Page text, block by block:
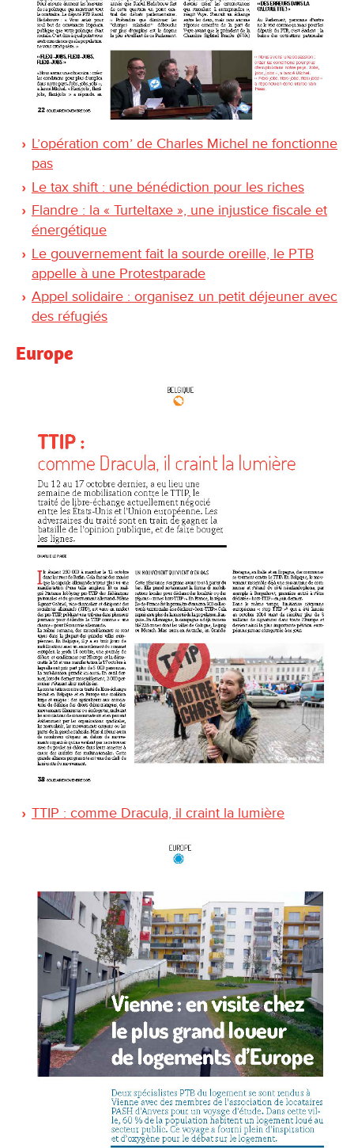
L’opération com’ de Charles Michel ne fonctionne
pas
Le tax shift : une bénédiction pour les riches
Flandre : la « Turteltaxe », une injustice fiscale et
énergétique
Le gouvernement fait la sourde oreille, le PTB
appelle à une Protestparade
Appel solidaire : organisez un petit déjeuner avec
des réfugiés
Europe
TTIP : comme Dracula, il craint la lumière